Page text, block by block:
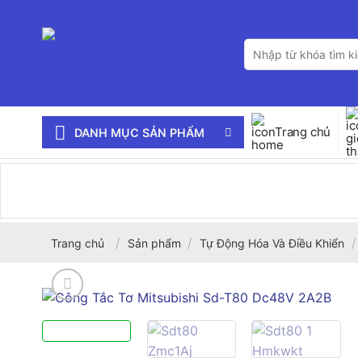
Tìm
kiếm:
DANH MỤC SẢN PHẨM Trang chủ
Trang chủ / Sản phẩm / Tự Động Hóa Và Điều Khiển /